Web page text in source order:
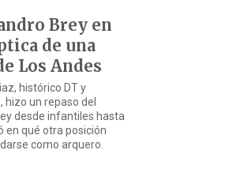
Brey en
de una
Los Andes
histórico DT y
un repaso del
desde infantiles hasta
en qué otra posición
como arquero.